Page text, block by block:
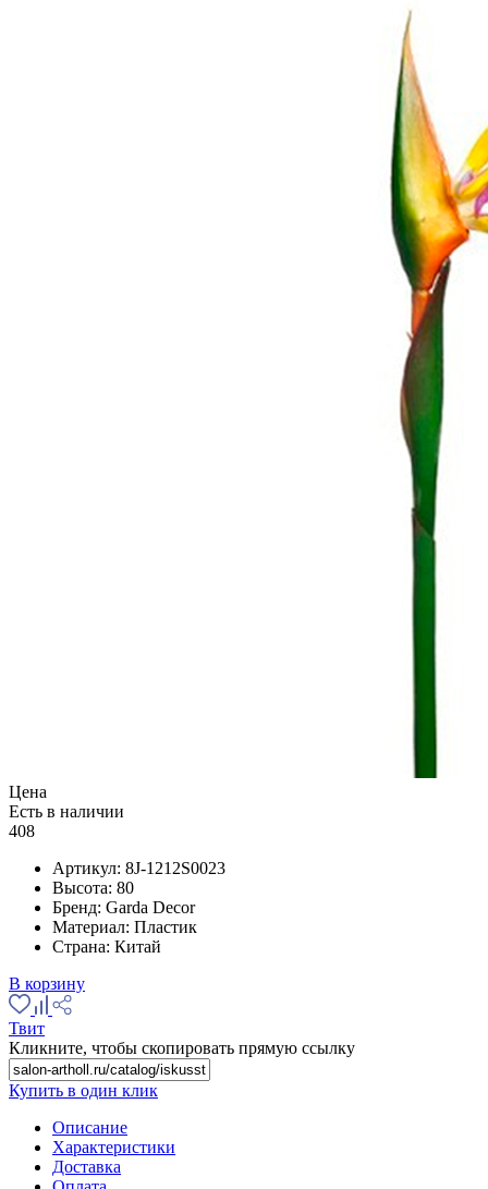
Цена
Есть в наличии
408
Артикул: 8J-1212S0023
Высота: 80
Бренд: Garda Decor
Материал: Пластик
Страна: Китай
В корзину
Твит
Кликните, чтобы скопировать прямую ссылку
Купить в один клик
Описание
Характеристики
Доставка